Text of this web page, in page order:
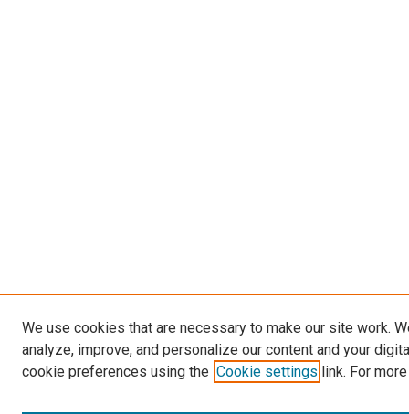
We use cookies that are necessary to make our site work.
analyze, improve, and personalize our content and your
cookie preferences using the Cookie settings link. For